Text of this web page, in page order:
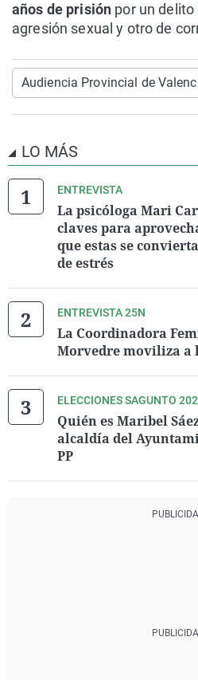
años de prisión por un
agresión sexual y otro de
Audiencia Provincial de
LO MÁS
ENTREVISTA
La psicóloga Mari
claves para
que estas se
de estrés
ENTREVISTA 25N
La Coordinadora
Morvedre moviliza a
ELECCIONES SAGUNTO
Quién es Maribel
alcaldía del
PP